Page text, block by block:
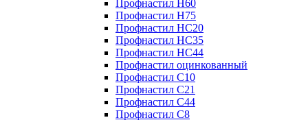
Профнастил Н60
Профнастил Н75
Профнастил НС20
Профнастил НС35
Профнастил НС44
Профнастил оцинкованный
Профнастил С10
Профнастил С21
Профнастил С44
Профнастил С8